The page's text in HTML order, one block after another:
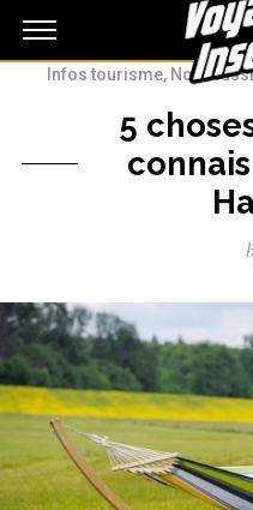
Infos tourisme, Non
5